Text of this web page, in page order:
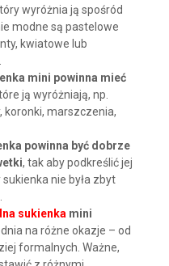
wyróżnia ją spośród
modne są pastelowe
kwiatowe lub
mini powinna mieć
ją wyróżniają, np.
koronki, marszczenia,
powinna być dobrze
, tak aby podkreślić jej
nie była zbyt
sukienka mini
na różne okazje – od
formalnych. Ważne,